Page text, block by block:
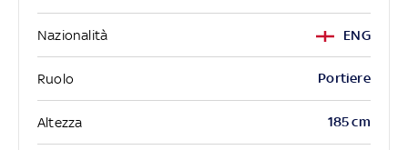
Nazionalità ENG
Ruolo Portiere
Altezza 185 cm